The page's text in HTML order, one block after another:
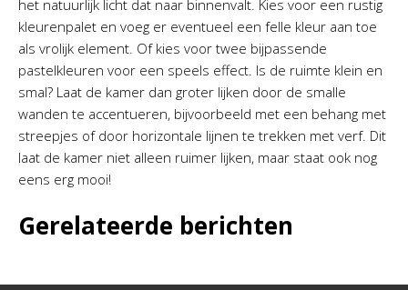
het natuurlijk licht dat naar binnenvalt. Kies voor een rustig
kleurenpalet en voeg er eventueel een felle kleur aan toe
als vrolijk element. Of kies voor twee bijpassende
pastelkleuren voor een speels effect. Is de ruimte klein en
smal? Laat de kamer dan groter lijken door de smalle
wanden te accentueren, bijvoorbeeld met een behang met
streepjes of door horizontale lijnen te trekken met verf. Dit
laat de kamer niet alleen ruimer lijken, maar staat ook nog
eens erg mooi!
Gerelateerde berichten